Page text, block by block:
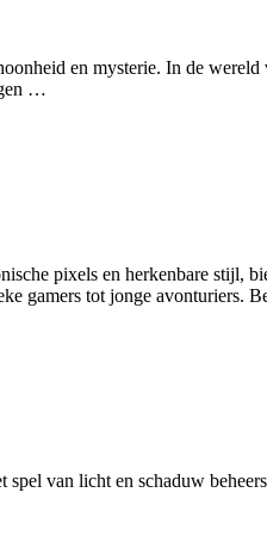
en mysterie. In de
…
pixels en herkenbare stijl,
gamers tot jonge avonturiers.
van licht en schaduw